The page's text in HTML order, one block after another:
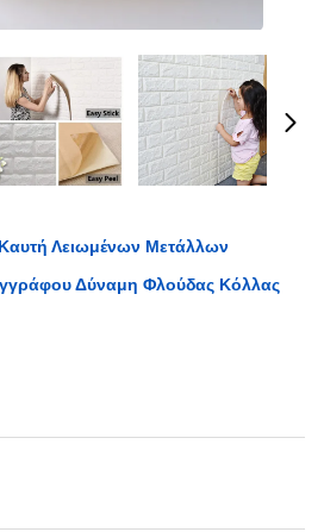
Λειωμένων Μετάλλων
Δύναμη Φλούδας Κόλλας